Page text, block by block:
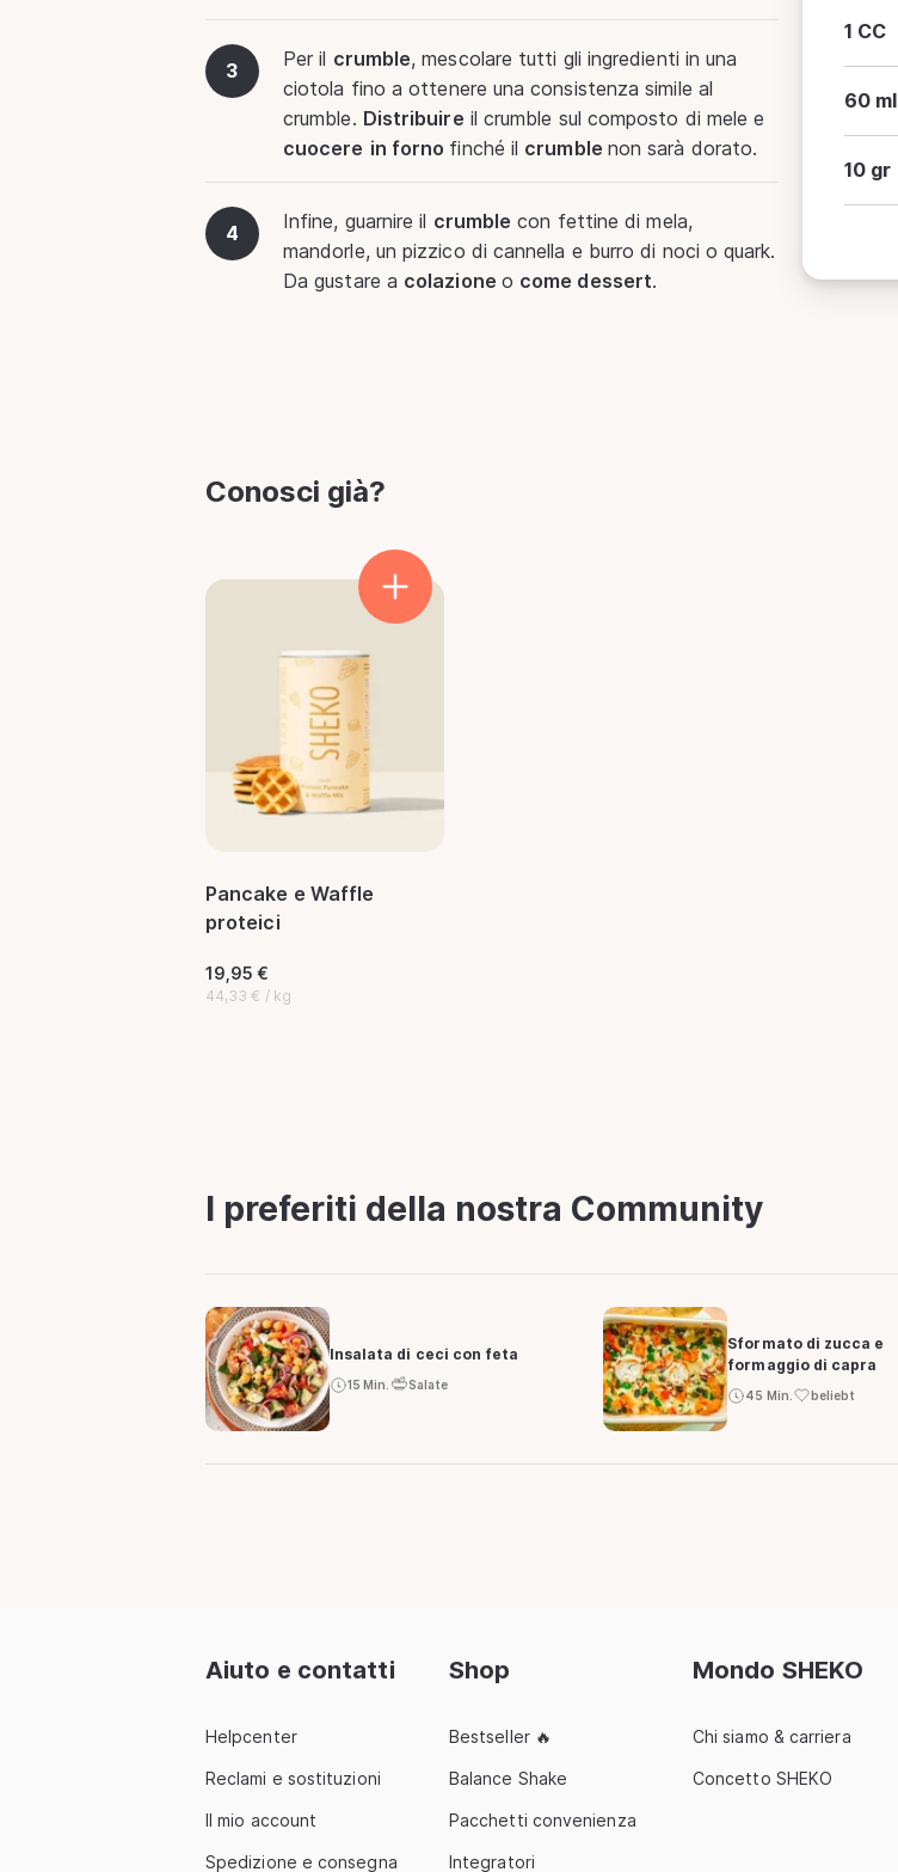
1 CC
60 ml
10 gr
3 Per il crumble, mescolare tutti gli ingredienti in una
ciotola fino a ottenere una consistenza simile al
crumble. Distribuire il crumble sul composto di mele e
cuocere in forno finché il crumble non sarà dorato.
4 Infine, guarnire il crumble con fettine di mela,
mandorle, un pizzico di cannella e burro di noci o quark.
Da gustare a colazione o come dessert.
Conosci già?
Pancake e Waffle
proteici
19,95 €
44,33 € / kg
I preferiti della nostra Community
Insalata di ceci con feta
15 Min. Salate
Sformato di zucca e
formaggio di capra
45 Min. beliebt
Aiuto e contatti
Helpcenter
Reclami e sostituzioni
Il mio account
Spedizione e consegna
Shop
Bestseller 🔥
Balance Shake
Pacchetti convenienza
Integratori
Mondo SHEKO
Chi siamo & carriera
Concetto SHEKO